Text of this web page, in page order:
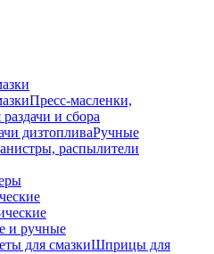
Пресс-масленки,
и сбора
дизтопливаРучные
распылители
и ручные
для смазкиШприцы для